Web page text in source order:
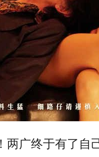
两广终于有了自